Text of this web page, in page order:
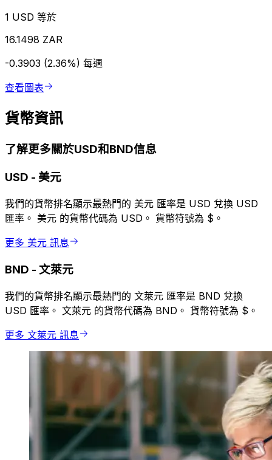
1 USD 等於
16.1498 ZAR
-0.3903 (2.36%) 每週
查看圖表
貨幣資訊
了解更多關於USD和BND信息
USD - 美元
我們的貨幣排名顯示最熱門的 美元 匯率是 USD 兌換 USD
匯率。 美元 的貨幣代碼為 USD。 貨幣符號為 $。
更多 美元 訊息
BND - 文萊元
我們的貨幣排名顯示最熱門的 文萊元 匯率是 BND 兌換
USD 匯率。 文萊元 的貨幣代碼為 BND。 貨幣符號為 $。
更多 文萊元 訊息